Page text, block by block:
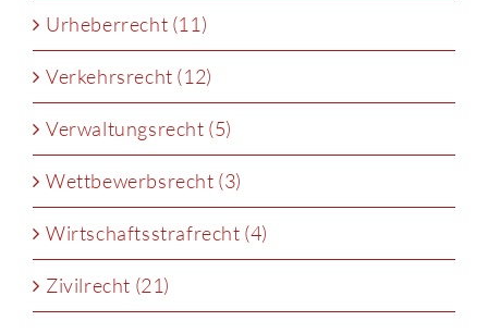
Urheberrecht (11)
Verkehrsrecht (12)
Verwaltungsrecht (5)
Wettbewerbsrecht (3)
Wirtschaftsstrafrecht (4)
Zivilrecht (21)